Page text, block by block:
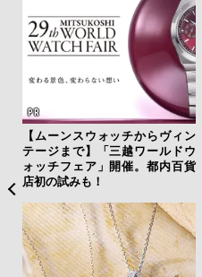
日本代表の本格ダイバーズ！ セ
イコー プロスペックス「マリン
マスター」で腕元に品格と冒険
心を